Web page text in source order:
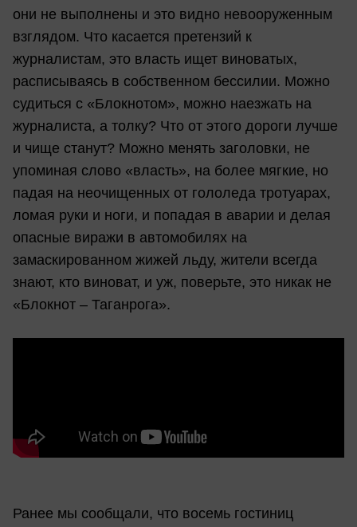
они не выполнены и это видно невооруженным
взглядом. Что касается претензий к
журналистам, это власть ищет виноватых,
расписываясь в собственном бессилии. Можно
судиться с «Блокнотом», можно наезжать на
журналиста, а толку? Что от этого дороги лучше
и чище станут? Можно менять заголовки, не
упоминая слово «власть», на более мягкие, но
падая на неочищенных от гололеда тротуарах,
ломая руки и ноги, и попадая в аварии и делая
опасные виражи в автомобилях на
замаскированном жижей льду, жители всегда
знают, кто виноват, и уж, поверьте, это никак не
«Блокнот – Таганрога».
Ранее мы сообщали, что восемь гостиниц